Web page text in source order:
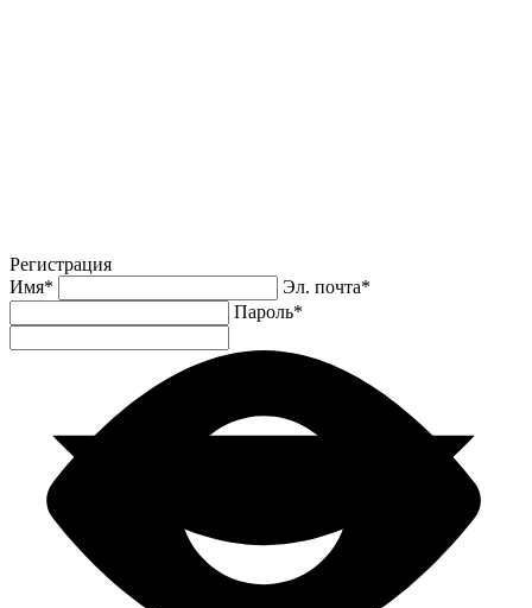
Регистрация
Имя* Эл. почта*
Пароль*